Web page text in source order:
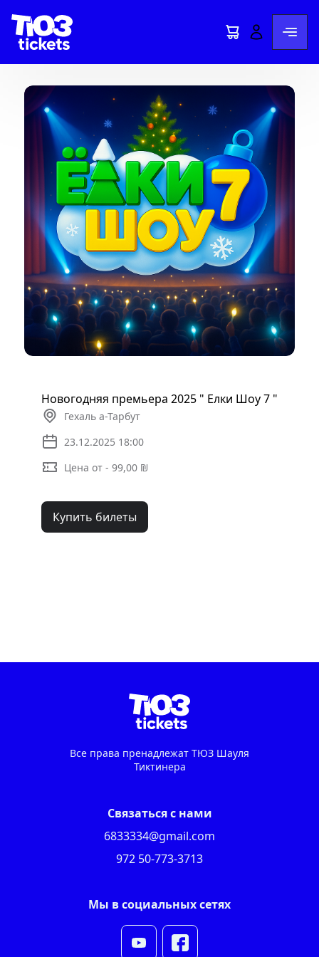
Новогодняя премьера 2025 " Елки Шоу 7 "
Гехаль а-Тарбут
23.12.2025 18:00
Цена от - 99,00 ₪
Купить билеты
Все права пренадлежат ТЮЗ Шауля
Тиктинера
Связаться с нами
6833334@gmail.com
972 50-773-3713
Мы в социальных сетях